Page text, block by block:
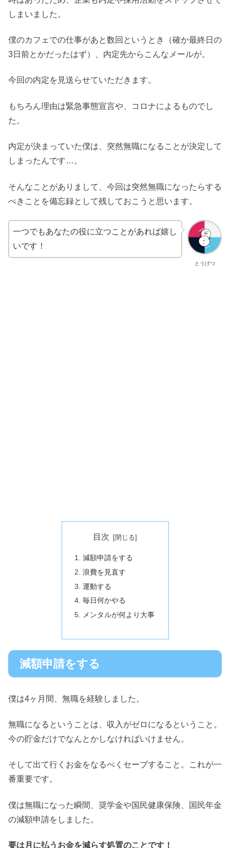
しまいました。
僕のカフェでの仕事があと数回というとき（確か最終日の
3日前とかだったはず）、内定先からこんなメールが。
今回の内定を見送らせていただきます。
もちろん理由は緊急事態宣言や、コロナによるものでし
た。
内定が決まっていた僕は、突然無職になることが決定して
しまったんです…。
そんなことがありまして、今回は突然無職になったらする
べきことを備忘録として残しておこうと思います。
とうげつ
一つでもあなたの役に立つことがあれば嬉し
いです！
目次
減額申請をする
浪費を見直す
運動する
毎日何かやる
メンタルが何より大事
減額申請をする
僕は4ヶ月間、無職を経験しました。
無職になるということは、収入がゼロになるということ。
今の貯金だけでなんとかしなければいけません。
そして出て行くお金をなるべくセーブすること。これが一
番重要です。
僕は無職になった瞬間、奨学金や国民健康保険、国民年金
の減額申請をしました。
要は月に払うお金を減らす処置のことです！